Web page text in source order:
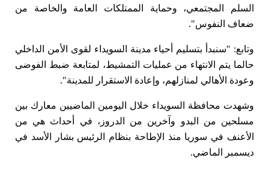
السلم المجتمعي، وحماية الممتلكات العامة والخاصة من
ضعاف النفوس".
وتابع: "سنبدأ بتسليم أحياء مدينة السويداء لقوى الأمن الداخلي
حالما يتم الانتهاء من عمليات التمشيط، لمتابعة ضبط الفوضى
وعودة الأهالي لمنازلهم، وإعادة الاستقرار للمدينة".
وشهدت محافظة السويداء خلال اليومين الماضيين معارك بين
مسلحين من البدو وآخرين من الدروز، في أحداث هي من
الأعنف في سوريا منذ الإطاحة بنظام الرئيس بشار الأسد في
ديسمبر الماضي.